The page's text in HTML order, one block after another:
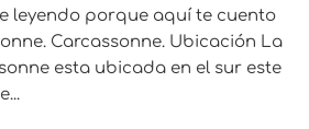
leyendo porque aquí te cuento
Carcassonne. Ubicación La
esta ubicada en el sur este